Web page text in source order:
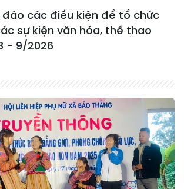
đáo các điều kiện để tổ chức
sự kiện văn hóa, thể thao
- 9/2026